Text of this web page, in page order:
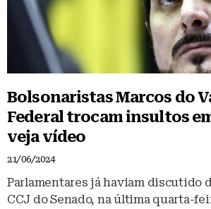
Bolsonaristas Marcos do
Federal trocam insultos
veja vídeo
21/06/2024
Parlamentares já haviam discutido
CCJ do Senado, na última quarta-